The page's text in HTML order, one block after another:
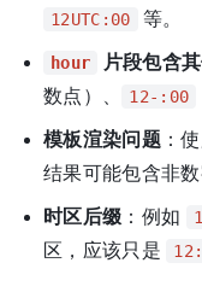
12UTC:00 等。
hour 片段包含
数点）、
12-:00
模板渲染问题：
结果可能包含非数
时区后缀 ：例如
区，应该只是